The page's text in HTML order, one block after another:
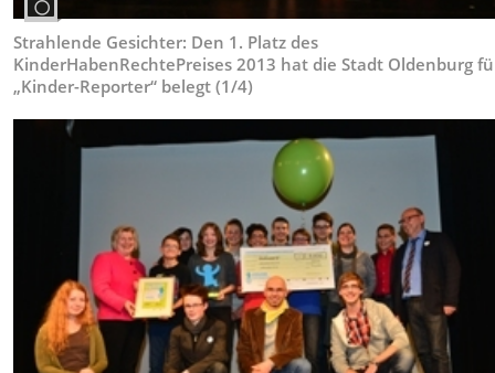
Strahlende Gesichter: Den 1. Platz des
KinderHabenRechtePreises 2013 hat die Stadt Oldenburg
„Kinder-Reporter“ belegt (1/4)